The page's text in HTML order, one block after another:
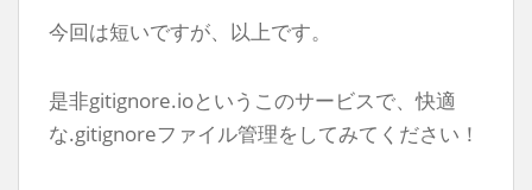
今回は短いですが、以上です。
是非gitignore.ioというこのサービスで、快適
な.gitignoreファイル管理をしてみてください！